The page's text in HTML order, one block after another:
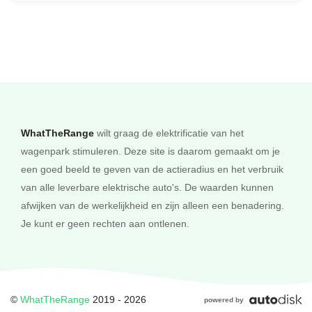
BMW INDIVIDUAL INTERIEUR MET
EXCLUSIEVE OMVANG (GRAN LUSSO)
gebruik van leder in het interieur uit t.o.v. 7M7 met: ) +
zilverdraad/Pianolack Schwarz + Multifunctionele stoelen met
WhatTheRange wilt graag de elektrificatie van het
wagenpark stimuleren. Deze site is daarom gemaakt om je
een goed beeld te geven van de actieradius en het verbruik
van alle leverbare elektrische auto's. De waarden kunnen
afwijken van de werkelijkheid en zijn alleen een benadering.
Je kunt er geen rechten aan ontlenen.
© WhatTheRange 2019 - 2026 powered by